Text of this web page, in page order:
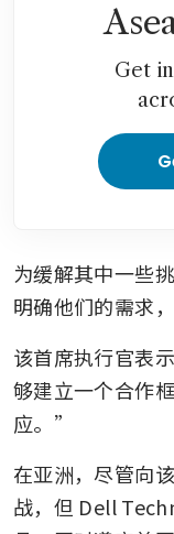
Get
为缓解其中一些
明确他们的需求
该首席执行官表
够建立一个合作
应。”
在亚洲，尽管向
战，但 Dell